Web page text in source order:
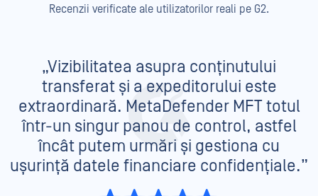
Recenzii verificate ale utilizatorilor reali pe G2.
„Vizibilitatea asupra conținutului
transferat și a expeditorului este
extraordinară. MetaDefender MFT totul
într-un singur panou de control, astfel
încât putem urmări și gestiona cu
ușurință datele financiare confidențiale.”